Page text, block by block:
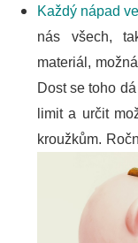
Každý nápad
nás všech,
materiál,
Dost se toho
limit a určit
kroužkům.